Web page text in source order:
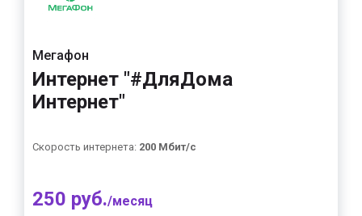
Мегафон
Интернет "#ДляДома
Интернет"
Скорость интернета: 200 Мбит/с
250 руб./месяц